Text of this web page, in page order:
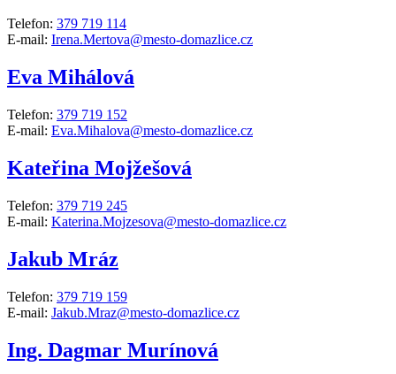
Telefon: 379 719 114
E-mail: Irena.Mertova@mesto-domazlice.cz
Eva Mihálová
Telefon: 379 719 152
E-mail: Eva.Mihalova@mesto-domazlice.cz
Kateřina Mojžešová
Telefon: 379 719 245
E-mail: Katerina.Mojzesova@mesto-domazlice.cz
Jakub Mráz
Telefon: 379 719 159
E-mail: Jakub.Mraz@mesto-domazlice.cz
Ing. Dagmar Murínová